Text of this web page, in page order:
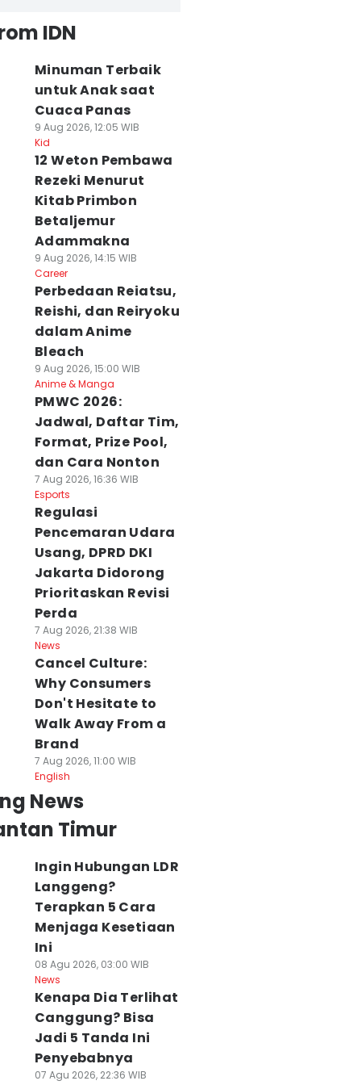
IDN
Minuman Terbaik
untuk Anak saat
Cuaca Panas
9 Aug 2026, 12:05 WIB
Kid
12 Weton Pembawa
Rezeki Menurut
Kitab Primbon
Betaljemur
Adammakna
9 Aug 2026, 14:15 WIB
Career
Perbedaan Reiatsu,
Reishi, dan Reiryoku
dalam Anime
Bleach
9 Aug 2026, 15:00 WIB
Anime & Manga
PMWC 2026:
Jadwal, Daftar Tim,
Format, Prize Pool,
dan Cara Nonton
7 Aug 2026, 16:36 WIB
Esports
Regulasi
Pencemaran Udara
Usang, DPRD DKI
Jakarta Didorong
Prioritaskan Revisi
Perda
7 Aug 2026, 21:38 WIB
News
Cancel Culture:
Why Consumers
Don't Hesitate to
Walk Away From a
Brand
7 Aug 2026, 11:00 WIB
English
News
Timur
Ingin Hubungan LDR
Langgeng?
Terapkan 5 Cara
Menjaga Kesetiaan
Ini
08 Agu 2026, 03:00 WIB
News
Kenapa Dia Terlihat
Canggung? Bisa
Jadi 5 Tanda Ini
Penyebabnya
07 Agu 2026, 22:36 WIB